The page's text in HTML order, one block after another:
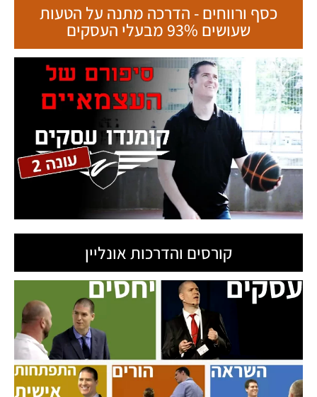
כסף ורווחים - הדרכה מתנה על הטעות
שעושים 93% מבעלי העסקים
קורסים והדרכות אונליין